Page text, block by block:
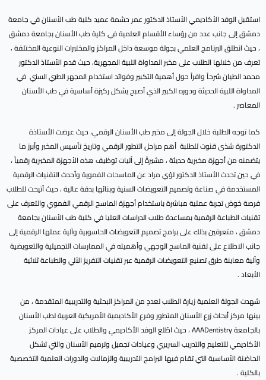
استقبل الوفد الأكاديمي الأستاذ الدكتور عمر حشمة عميد كلية طب الأسنان في جامعة
دمشق إلى جانب عدد من رؤساء الأقسام العلمية في كلية طب الأسنان بجامعة دمشق
، حيث انطلق البرنامج العلمي بجولة موسعة داخل المراكز والمختبرات النوعية المختلفة ،
تعرف من خلالها الطلاب على مخبر المداواة اللبية المجهرية، حيث قدم الأستاذ الدكتور
محمد الطيان شرحاً وافراً حول أهمية التكبير وفوائد استخدام المجهر الطبي السني في
المداواة اللبية الحديثة ودوره الكبير الذي أصبح يشكل ركيزة أساسية في طب الأسنان
المعاصر .
كما توجه الطلبة خلال الجولة إلى مخبر طب الأسنان الرقمي، حيث عرضت الأستاذة
الدكتورة شذى قنوت للطلبة أهم مراحل التطور الرقمي وتاريخ تأسيس المخبر وأبرز ما
يتضمنه من أجهزة مخبرية حديثة ، مشيرةً إلى آليات توظيف هذه الأجهزة المخبرية رقمياً ،
في حين تحدث الأستاذ الدكتور لؤي مراد عن الماسحات الفموية وأحدث التقنيات الرقمية
المستخدمة في صناعة وتصميم التعويضات السنية وبنائها بدقة عالية ، حيث أتيحت للطلاب
فرصة خوض تجربة عملية مباشرة باستخدام أجهزة الماسح الرقمي الفموي والتعرف على
تقنيات الطباعة الرقمية بمساعدة طلاب الدراسات العليا في كلية طب الأسنان بجامعة
دمشق ، متعرفين بذلك على برامج تصميم التعويضات الحاسوبية وآلية عملها الرقمية إلى
جانب الاطلاع على تقنية الماسح الوجهي وأهميته في الممارسات التجميلية والتعويضية
وآلية معاينة طرق تصنيع التعويضات الرقمية عبر تقنيات التفريز الآلي والطباعة ثلاثية
الأبعاد .
شهدت الجولة العلمية زيارة الطلاب لعددٍ من المراكز البحثية والتدريبية المتقدمة ، من
بينها مركز أبحاث زرع الأسنان المتطور وفرع الأكاديمية الأمريكية العربية لطب الأسنان
بالجامعة AAADentistry ، حيث اطّلع الوفد الأكاديمي والطلاب على عيادات المركز
الأكاديمي للتعليم والتدريب السريري وعيادات تجميل وترميم الأسنان والتي تشكل
الحاضنة الأساسية التي تقام فيها البرامج التدريبية والزمالات والدورات العلمية التخصصية
بالكلية .